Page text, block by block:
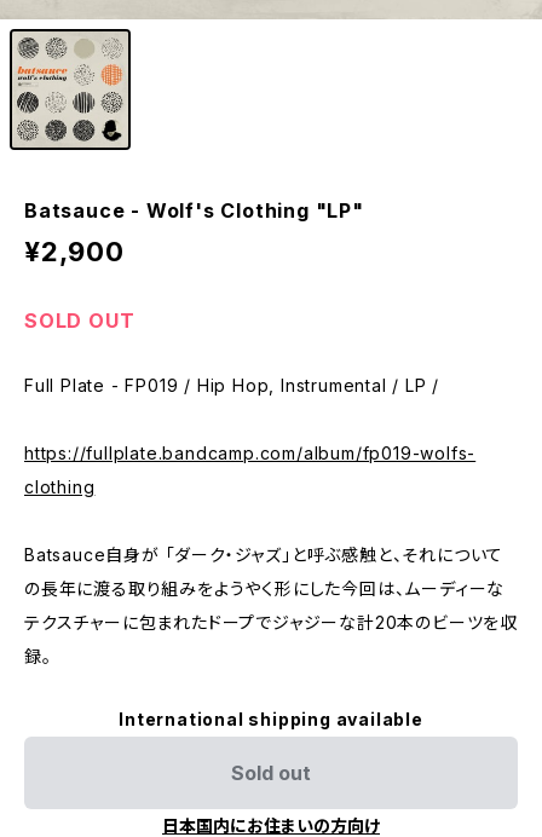
Batsauce - Wolf's Clothing "LP"
¥2,900
SOLD OUT
Full Plate - FP019 / Hip Hop, Instrumental / LP /
https://fullplate.bandcamp.com/album/fp019-wolfs-
clothing
Batsauce自身が 「ダーク・ジャズ」と呼ぶ感触と、それについて
の長年に渡る取り組みをようやく形にした今回は、ムーディーな
テクスチャーに包まれたドープでジャジーな計20本のビーツを収
録。
International shipping available
Sold out
日本国内にお住まいの方向け